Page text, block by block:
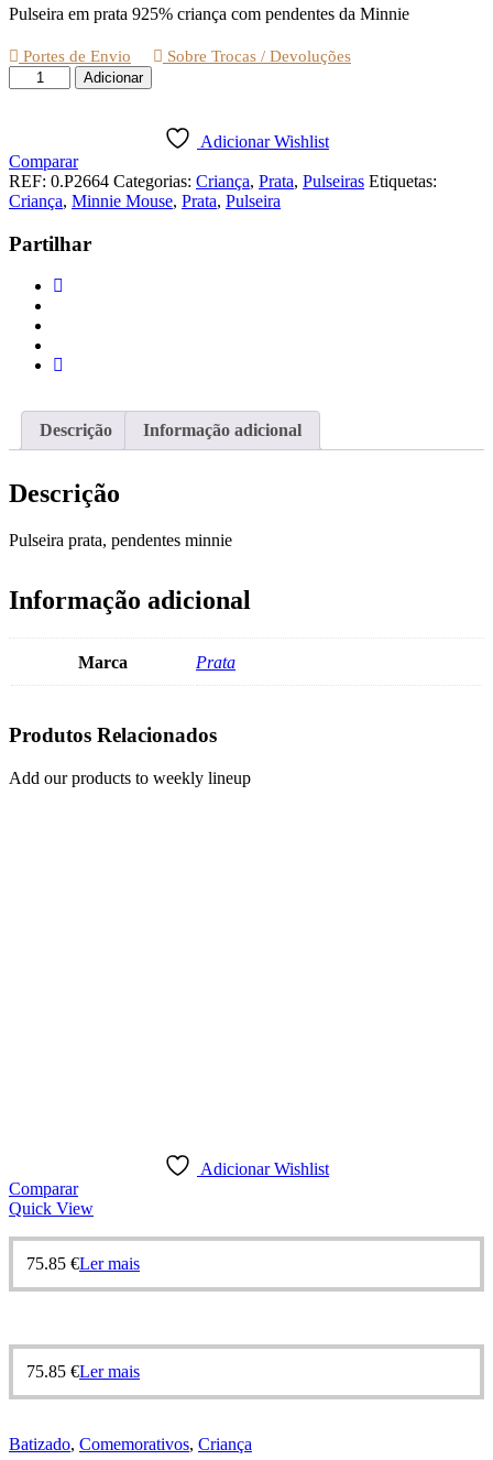
Pulseira em prata 925% criança com pendentes da Minnie
Portes de Envio Sobre Trocas / Devoluções
Quantidade
de
CRIANÇA
COM
PENDENTES
MINNIE
MOUSE
Adicionar
Adicionar Wishlist
Comparar
REF: 0.P2664 Categorias: Criança, Prata, Pulseiras Etiquetas:
Criança, Minnie Mouse, Prata, Pulseira
Partilhar
Descrição Informação adicional
Descrição
Pulseira prata, pendentes minnie
Informação adicional
Marca Prata
Produtos Relacionados
Add our products to weekly lineup
Adicionar Wishlist
Comparar
Quick View
75.85 €Ler mais
75.85 €Ler mais
Batizado, Comemorativos, Criança